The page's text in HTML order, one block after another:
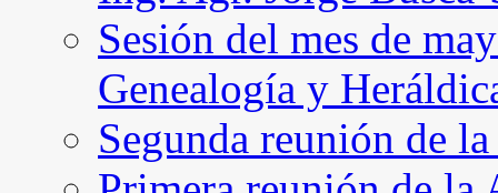
Sesión del mes de
Genealogía y
Segunda reunión de